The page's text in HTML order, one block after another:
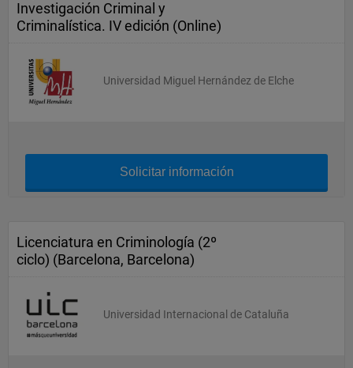
Investigación Criminal y
Criminalística. IV edición (Online)
Universidad Miguel Hernández de Elche
Solicitar información
Licenciatura en Criminología (2º
ciclo) (Barcelona, Barcelona)
Universidad Internacional de Cataluña